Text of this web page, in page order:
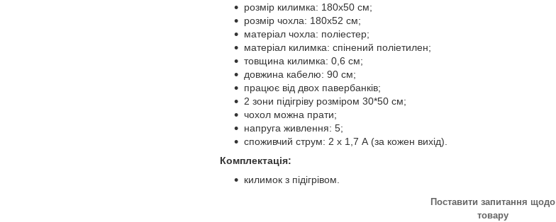
розмір килимка: 180х50 см;
розмір чохла: 180х52 см;
матеріал чохла: поліестер;
матеріал килимка: спінений поліетилен;
товщина килимка: 0,6 см;
довжина кабелю: 90 см;
працює від двох павербанків;
2 зони підігріву розміром 30*50 см;
чохол можна прати;
напруга живлення: 5;
споживчий струм: 2 х 1,7 А (за кожен вихід).
Комплектація:
килимок з підігрівом.
Поставити запитання щодо
товару